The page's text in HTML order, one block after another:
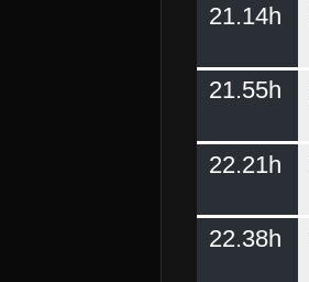
21.14h
21.55h
22.21h
22.38h